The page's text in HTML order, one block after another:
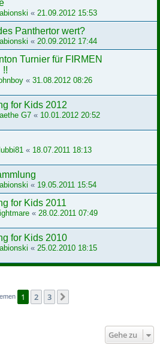
« 21.09.2012 15:53
Panthertor wert?
« 20.09.2012 17:44
Turnier für FIRMEN
!!
« 31.08.2012 08:26
for Kids 2012
G7 « 10.01.2012 20:52
« 18.07.2011 18:13
« 19.05.2011 15:54
for Kids 2011
« 28.02.2011 07:49
for Kids 2010
« 25.02.2010 18:15
1 2 3
Gehe zu